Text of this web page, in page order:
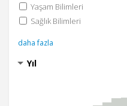
Yaşam Bilimleri
Sağlık Bilimleri
daha fazla
Yıl